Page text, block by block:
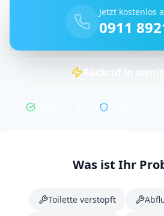
Jetzt kostenlos
0911
Was ist Ihr
Toilette verstopft